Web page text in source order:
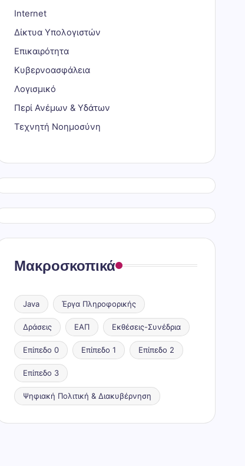
Internet
Δίκτυα Υπολογιστών
Επικαιρότητα
Κυβερνοασφάλεια
Λογισμικό
Περί Ανέμων & Υδάτων
Τεχνητή Νοημοσύνη
Μακροσκοπικά
Java Έργα Πληροφορικής
Δράσεις ΕΑΠ Εκθέσεις-Συνέδρια
Επίπεδο 0 Επίπεδο 1 Επίπεδο 2
Επίπεδο 3
Ψηφιακή Πολιτική & Διακυβέρνηση